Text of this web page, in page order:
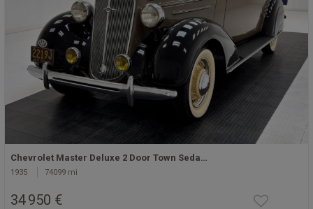
Chevrolet Master Deluxe 2 Door Town Seda…
1935 74099 mi
34 950 €